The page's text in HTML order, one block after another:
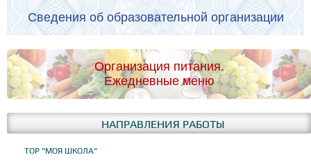
Сведения об образовательной организации
Организация питания.
Ежедневные меню
НАПРАВЛЕНИЯ РАБОТЫ
ТОР "МОЯ ШКОЛА"